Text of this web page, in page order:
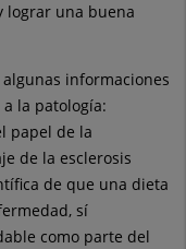
lograr una buena
informaciones
la patología:
papel de la
de la esclerosis
de que una dieta
sí
como parte del